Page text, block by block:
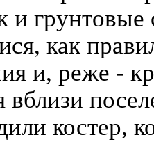
и грунтовые
как
и, реже -
вблизи
костер,